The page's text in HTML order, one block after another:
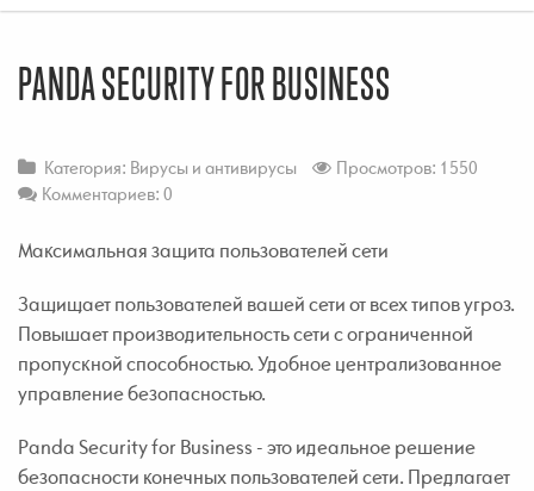
PANDA SECURITY FOR BUSINESS
Категория: Вирусы и антивирусы
Просмотров: 1550
Комментариев: 0
Максимальная защита пользователей сети
Защищает пользователей вашей сети от всех типов угроз.
Повышает производительность сети с ограниченной
пропускной способностью. Удобное централизованное
управление безопасностью.
Panda Security for Business - это идеальное решение
безопасности конечных пользователей сети. Предлагает